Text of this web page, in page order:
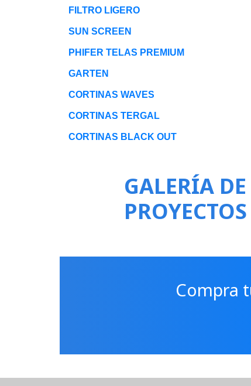
FILTRO LIGERO
SUN SCREEN
PHIFER TELAS PREMIUM
GARTEN
CORTINAS WAVES
CORTINAS TERGAL
CORTINAS BLACK OUT
GALERÍA DE
PROYECTOS
Compra